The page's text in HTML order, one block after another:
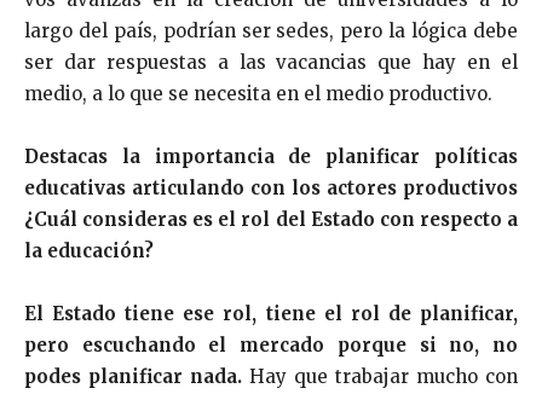
largo del país, podrían ser sedes, pero la lógica debe
ser dar respuestas a las vacancias que hay en el
medio, a lo que se necesita en el medio productivo.
Destacas la importancia de planificar políticas
educativas articulando con los actores productivos
¿Cuál consideras es el rol del Estado con respecto a
la educación?
El Estado tiene ese rol, tiene el rol de planificar,
pero escuchando el mercado porque si no, no
podes planificar nada. Hay que trabajar mucho con